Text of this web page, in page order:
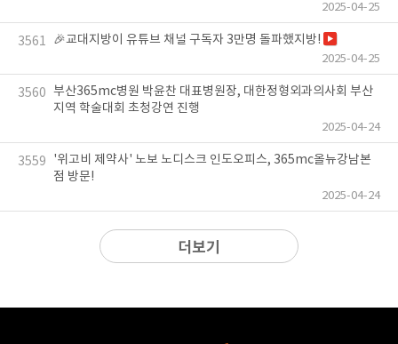
2025-04-25
3561 🎉교대지방이 유튜브 채널 구독자 3만명 돌파했지방!
2025-04-25
3560 부산365mc병원 박윤찬 대표병원장, 대한정형외과의사회 부산
지역 학술대회 초청강연 진행
2025-04-24
3559
'위고비 제약사' 노보 노디스크 인도오피스, 365mc올뉴강남본
점 방문!
2025-04-24
더보기